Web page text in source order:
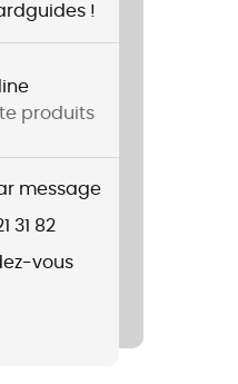
!
produits
message
31 82
vous